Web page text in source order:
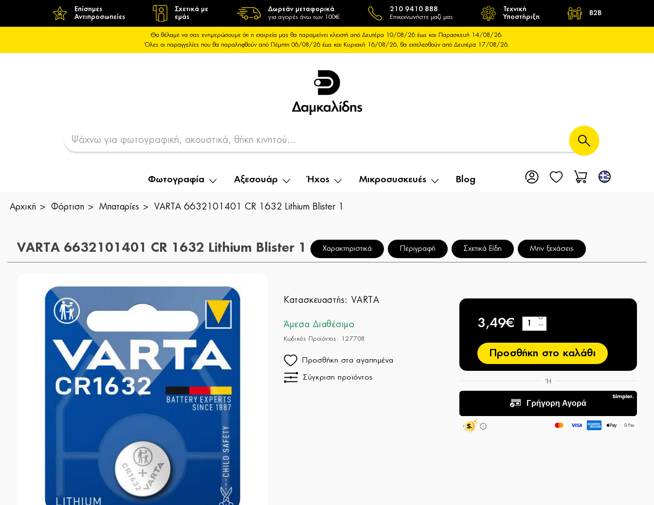
Επίσημες
Αντιπροσωπείες
Σχετικά με
εμάς
Δωρεάν μεταφορικά
για αγορές άνω των 100€
210 9410 888
Επικοινωνήστε μαζί μας
Τεχνική
Υποστήριξη
B2B
Θα θέλαμε να σας ενημερώσουμε ότι η εταιρεία μας θα παραμείνει κλειστή από Δευτέρα 10/08/26 έως και Παρασκευή 14/08/26.
Όλες οι παραγγελίες που θα παραληφθούν από Πέμπτη 06/08/26 έως και Κυριακή 16/08/26, θα εκτελεσθούν από Δευτέρα 17/08/26.
Φωτογραφία Αξεσουάρ Ήχος Μικροσυσκευές Blog
Αρχική Φόρτιση Μπαταρίες VARTA 6632101401 CR 1632 Lithium Blister 1
VARTA 6632101401 CR 1632 Lithium Blister 1 Χαρακτηριστικά Περιγραφή Σχετικά Είδη Μην ξεχάσεις
Κατασκευαστής: VARTA
Άμεσα Διαθέσιμο
Κωδικός Προϊόντος: 127708
Προσθήκη στα αγαπημένα
Σύγκριση προϊόντος
3,49€ −
+
Προσθήκη στο καλάθι